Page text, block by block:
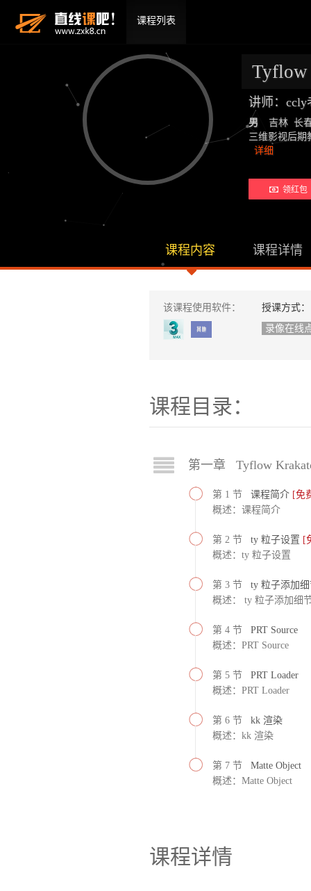
课程列表
Tyflow
讲师：ccly
男
吉林 长
三维影视后期
详细
领红包
课程内容 课程详情
该课程使用软件：
授课方式：
录像在线
课程目录：
第一章 Tyflow
第 1 节 课程简介 [免
概述：课程简介
第 2 节 ty 粒子设置 [
概述：ty 粒子设置
第 3 节 ty 粒子添加
概述： ty 粒子添加细
第 4 节 PRT Source
概述：PRT Source
第 5 节 PRT Loader
概述：PRT Loader
第 6 节 kk 渲染
概述：kk 渲染
第 7 节 Matte Object
概述：Matte Object
课程详情